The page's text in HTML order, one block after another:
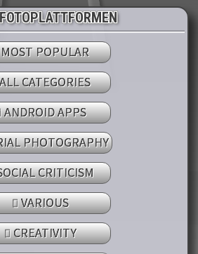
MOST POPULAR
ALL CATEGORIES
ANDROID APPS
PHOTOGRAPHY
CRITICISM
VARIOUS
CREATIVITY